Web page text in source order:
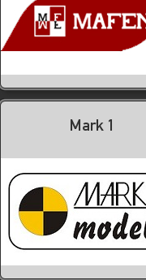
Mark 1